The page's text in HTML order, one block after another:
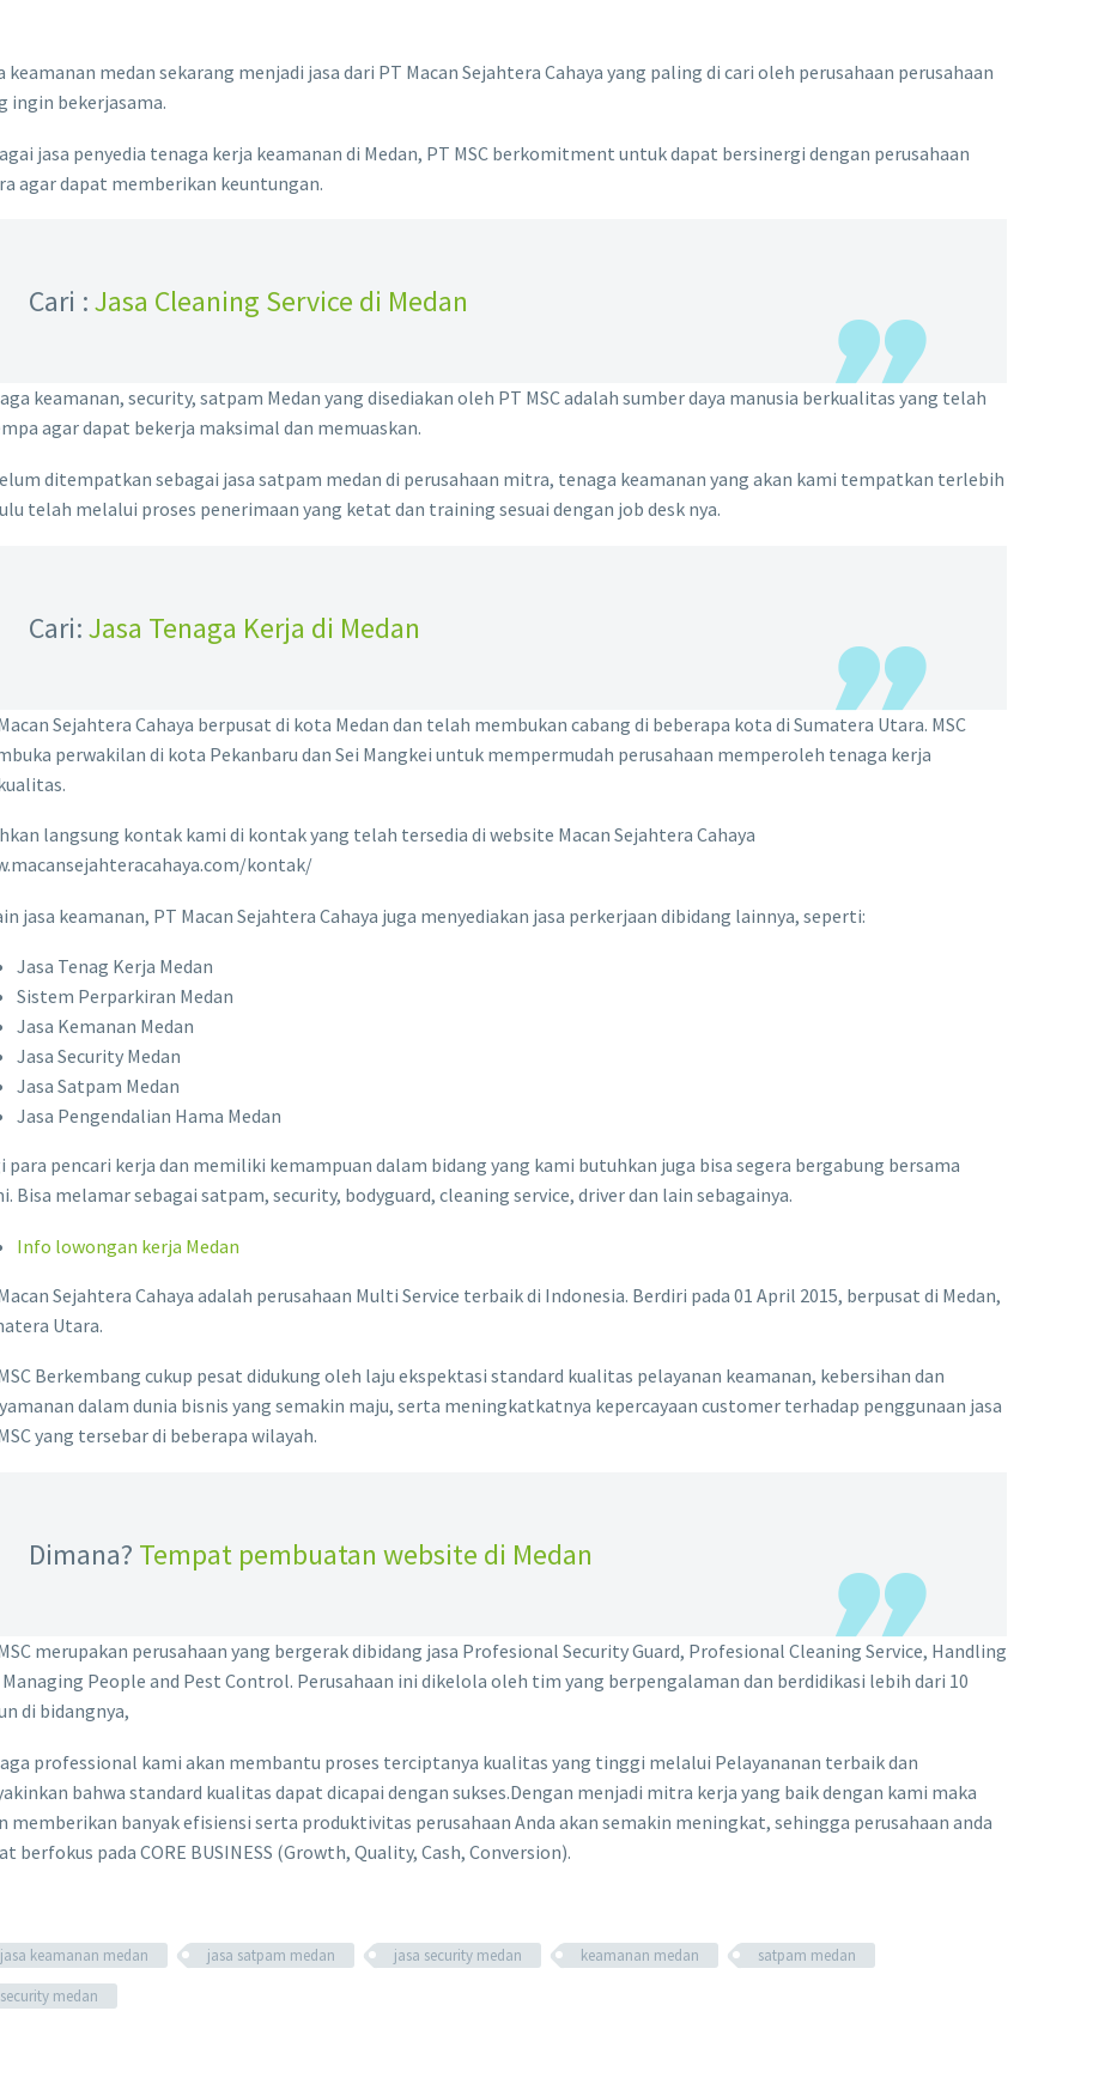
keamanan medan sekarang menjadi jasa dari PT Macan Sejahtera Cahaya yang paling di cari oleh perusahaan perusahaan
ingin bekerjasama.
jasa penyedia tenaga kerja keamanan di Medan, PT MSC berkomitment untuk dapat bersinergi dengan perusahaan
agar dapat memberikan keuntungan.
Cari :Jasa Cleaning Service di Medan
keamanan, security, satpam Medan yang disediakan oleh PT MSC adalah sumber daya manusia berkualitas yang telah
agar dapat bekerja maksimal dan memuaskan.
ditempatkan sebagai jasa satpam medan di perusahaan mitra, tenaga keamanan yang akan kami tempatkan terlebih
telah melalui proses penerimaan yang ketat dan training sesuai dengan job desk nya.
Cari:Jasa Tenaga Kerja di Medan
Sejahtera Cahaya berpusat di kota Medan dan telah membukan cabang di beberapa kota di Sumatera Utara. MSC
perwakilan di kota Pekanbaru dan Sei Mangkei untuk mempermudah perusahaan memperoleh tenaga kerja
langsung kontak kami di kontak yang telah tersedia di website Macan Sejahtera Cahaya
kontak/
jasa keamanan, PT Macan Sejahtera Cahaya juga menyediakan jasa perkerjaan dibidang lainnya, seperti:
Jasa Tenag Kerja Medan
Sistem Perparkiran Medan
Jasa Kemanan Medan
Jasa Security Medan
Jasa Satpam Medan
Jasa Pengendalian Hama Medan
para pencari kerja dan memiliki kemampuan dalam bidang yang kami butuhkan juga bisa segera bergabung bersama
Bisa melamar sebagai satpam, security, bodyguard, cleaning service, driver dan lain sebagainya.
Info lowongan kerja Medan
Sejahtera Cahaya adalah perusahaan Multi Service terbaik di Indonesia. Berdiri pada 01 April 2015, berpusat di Medan,
Utara.
Berkembang cukup pesat didukung oleh laju ekspektasi standard kualitas pelayanan keamanan, kebersihan dan
dalam dunia bisnis yang semakin maju, serta meningkatkatnya kepercayaan customer terhadap penggunaan jasa
yang tersebar di beberapa wilayah.
Dimana? Tempat pembuatan website di Medan
merupakan perusahaan yang bergerak dibidang jasa Profesional Security Guard, Profesional Cleaning Service, Handling
Managing People and Pest Control. Perusahaan ini dikelola oleh tim yang berpengalaman dan berdidikasi lebih dari 10
di bidangnya,
professional kami akan membantu proses terciptanya kualitas yang tinggi melalui Pelayananan terbaik dan
bahwa standard kualitas dapat dicapai dengan sukses.Dengan menjadi mitra kerja yang baik dengan kami maka
memberikan banyak efisiensi serta produktivitas perusahaan Anda akan semakin meningkat, sehingga perusahaan anda
berfokus pada CORE BUSINESS (Growth, Quality, Cash, Conversion).
jasa keamanan medan jasa satpam medan jasa security medan keamanan medan
satpam medan
security medan